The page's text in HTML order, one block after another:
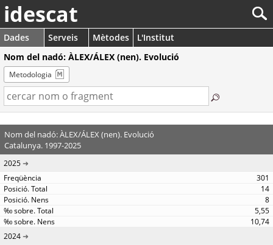
idescat
Dades Serveis Mètodes
L'Institut
Nom del nadó: ÀLEX/ÁLEX (nen). Evolució
Metodologia
Nom del nadó: ÀLEX/ÁLEX (nen). Evolució
Catalunya. 1997-2025
2025
301
14
8
5,55
10,74
2024